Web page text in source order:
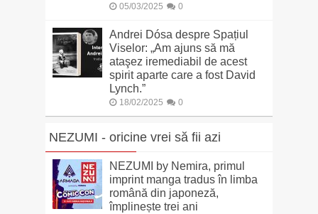
05/03/2025 0
Andrei Dósa despre Spațiul
Viselor: „Am ajuns să mă
ataşez iremediabil de acest
spirit aparte care a fost David
Lynch.”
18/02/2025 0
NEZUMI - oricine vrei să fii azi
NEZUMI by Nemira, primul
imprint manga tradus în limba
română din japoneză,
împlinește trei ani